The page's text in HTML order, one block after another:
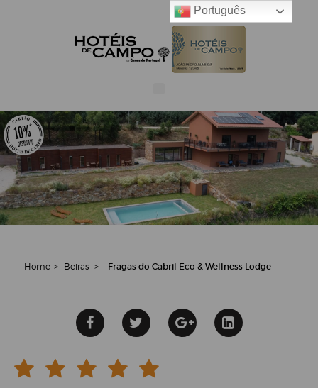
Home > Beiras > Fragas do Cabril Eco & Wellness Lodge
Português